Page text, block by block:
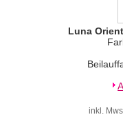
Luna
inkl.